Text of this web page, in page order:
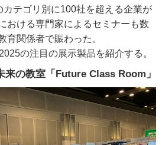
カテゴリ別に100社を超える企業が
おける専門家によるセミナーも数
育関係者で賑わった。
の注目の展示製品を紹介する。
来の教室 「Future Class Room」